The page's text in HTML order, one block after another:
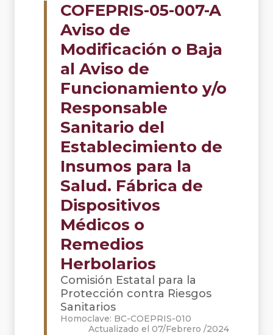
COFEPRIS-05-007-A
Aviso de
Modificación o Baja
al Aviso de
Funcionamiento y/o
Responsable
Sanitario del
Establecimiento de
Insumos para la
Salud. Fábrica de
Dispositivos
Médicos o
Remedios
Herbolarios
Comisión Estatal para la
Protección contra Riesgos
Sanitarios
Homoclave: BC-COEPRIS-010
Actualizado el 07/Febrero /2024